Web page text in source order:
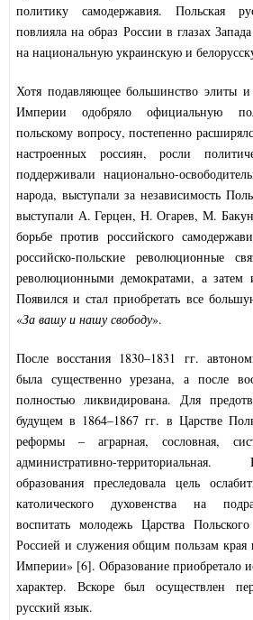
политику самодержавия. Польская
повлияла на образ России в глазах
на национальную украинскую и
Хотя подавляющее большинство элиты и
Империи одобряло официальную
польскому вопросу, постепенно
настроенных россиян, росли
поддерживали национально-
народа, выступали за независимость
выступали А. Герцен, Н. Огарев, М.
борьбе против российского
российско-польские революционные
революционными демократами, а затем
Появился и стал приобретать все
«За вашу и нашу свободу».
После восстания 1830–1831 гг.
была существенно урезана, а после
полностью ликвидирована. Для
будущем в 1864–1867 гг. в Царстве
реформы – аграрная, сословная,
административно-
образования преследовала цель
католического духовенства на
воспитать молодежь Царства
Россией и служения общим пользам края
Империи» [6]. Образование приобретало
характер. Вскоре был осуществлен
русский язык.